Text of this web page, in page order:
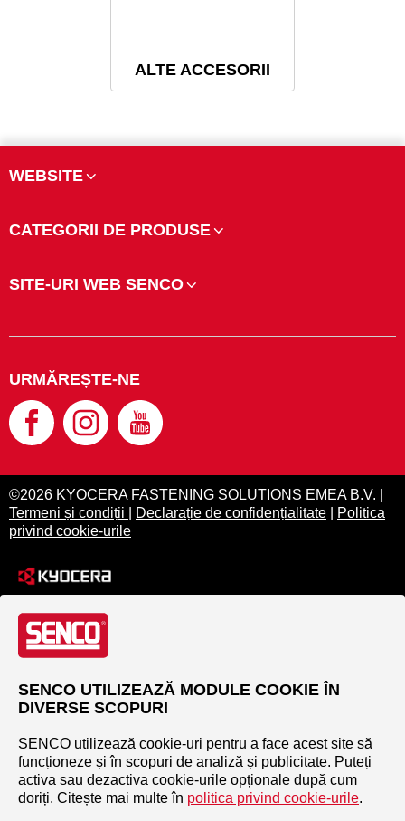
ALTE ACCESORII
WEBSITE
CATEGORII DE PRODUSE
SITE-URI WEB SENCO
URMĂREȘTE-NE
©2026 KYOCERA FASTENING SOLUTIONS EMEA B.V. |
Termeni și condiții
Declarație de confidențialitate
Politica
privind cookie-urile
SENCO UTILIZEAZĂ MODULE COOKIE ÎN
DIVERSE SCOPURI
SENCO utilizează cookie-uri pentru a face acest site să
funcționeze și în scopuri de analiză și publicitate. Puteți
activa sau dezactiva cookie-urile opționale după cum
doriți. Citește mai multe în politica privind cookie-urile.